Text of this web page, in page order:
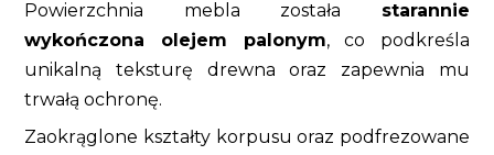
Powierzchnia mebla została starannie
wykończona olejem palonym, co podkreśla
unikalną teksturę drewna oraz zapewnia mu
trwałą ochronę.
Zaokrąglone kształty korpusu oraz podfrezowane